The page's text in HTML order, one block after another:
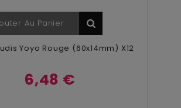
Au Panier
Yoyo Rouge (60x14mm) X12
6,48 €